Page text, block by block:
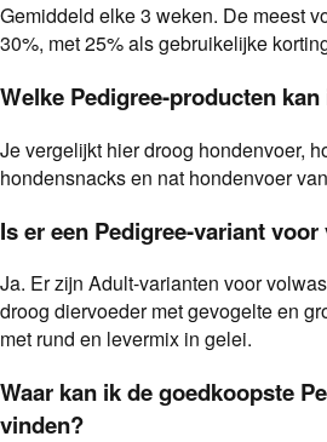
Gemiddeld elke 3 weken. De meest
30%, met 25% als gebruikelijke
Welke Pedigree-producten
Je vergelijkt hier droog hondenvoer,
hondensnacks en nat hondenvoer
Is er een Pedigree-variant
Ja. Er zijn Adult-varianten voor
droog diervoeder met gevogelte en
met rund en levermix in gelei.
Waar kan ik de goedkoopste
vinden?